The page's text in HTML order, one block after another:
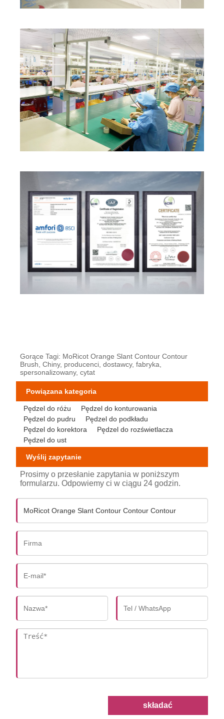
Gorące Tagi: MoRicot Orange Slant Contour Contour
Brush, Chiny, producenci, dostawcy, fabryka,
spersonalizowany, cytat
Powiązana kategoria
Pędzel do różu
Pędzel do konturowania
Pędzel do pudru
Pędzel do podkładu
Pędzel do korektora
Pędzel do rozświetlacza
Pędzel do ust
Wyślij zapytanie
Prosimy o przesłanie zapytania w poniższym
formularzu. Odpowiemy ci w ciągu 24 godzin.
składać